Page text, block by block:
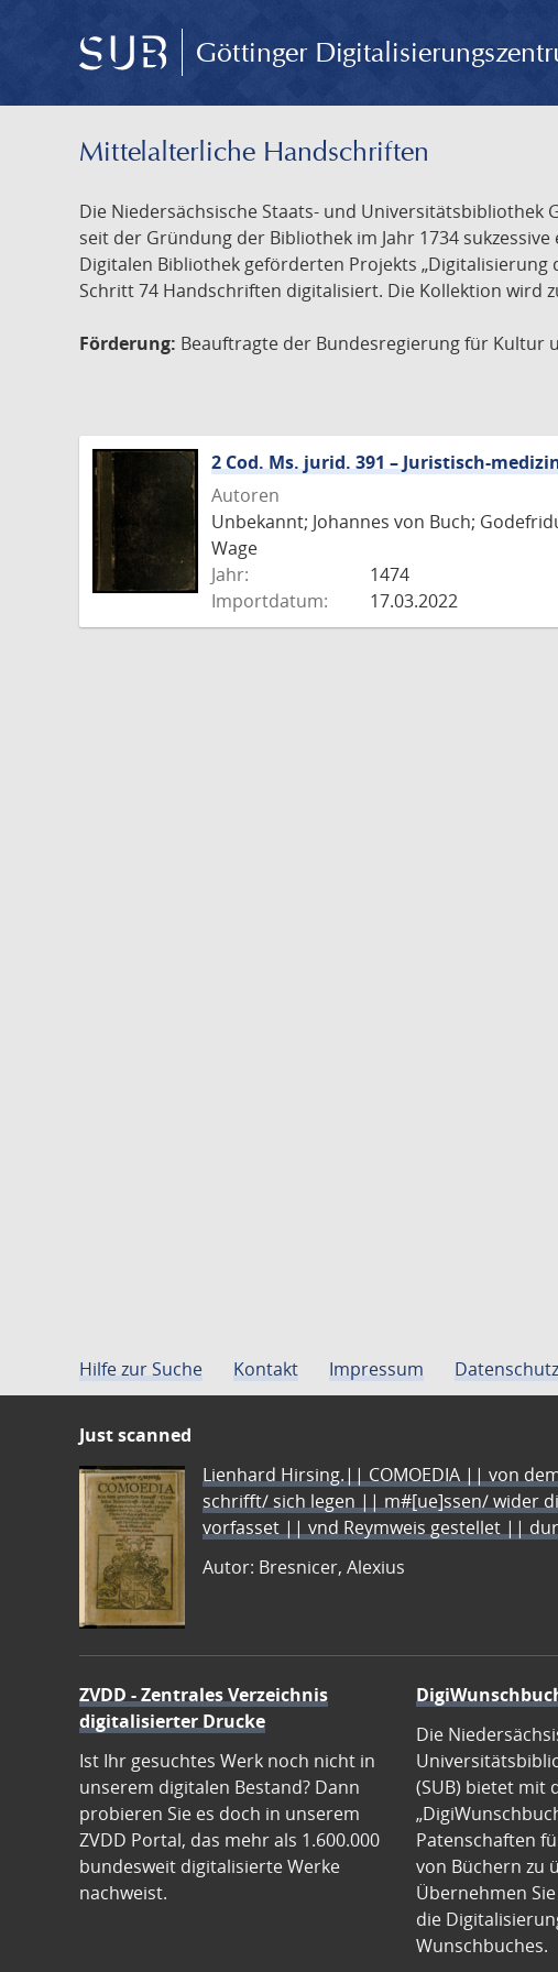
Göttinger
Mittelalterliche Handschriften
Die Niedersächsische Staats- und
seit der Gründung der Bibliothek im Jahr 1734
Digitalen Bibliothek geförderten Projekts
Schritt 74 Handschriften digitalisiert. Die Kollektion
Förderung: Beauftragte der Bundesregierung für Kultur
2 Cod. Ms. jurid. 391 – Juristisch-
Autoren
Unbekannt; Johannes von Buch;
Wage
Jahr:
1474
Importdatum:
17.03.2022
Hilfe zur Suche Kontakt Impressum Datenschutz
Just scanned
Lienhard Hirsing.|| COMOEDIA || von
schrifft/ sich legen || m#[ue]ssen/ wider
vorfasset || vnd Reymweis gestellet ||
Autor: Bresnicer, Alexius
ZVDD - Zentrales Verzeichnis
digitalisierter Drucke
Ist Ihr gesuchtes Werk noch nicht in
unserem digitalen Bestand? Dann
probieren Sie es doch in unserem
ZVDD Portal, das mehr als 1.600.000
bundesweit digitalisierte Werke
nachweist.
Die
(SUB) bietet mit
Patenschaften
von Büchern zu
Übernehmen
die
Wunschbuches.